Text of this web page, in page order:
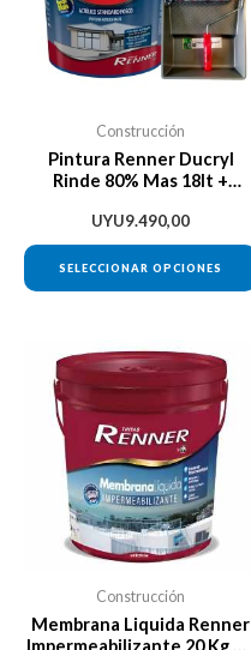
Construcción
Pintura Renner Ducryl
Rinde 80% Mas 18lt +
UYU9.490,00
SELECCIONAR OPCIONES
Construcción
Membrana Liquida Renner
Impermeabilizante 20 Kg Da